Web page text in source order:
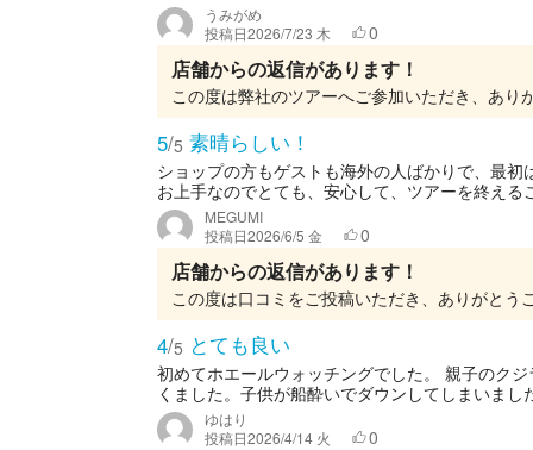
うみがめ
投稿日2026/7/23 木 0
店舗からの返信があります！
5/5 素晴らしい！
ショップの方もゲストも海外の人ばかりで、最
お上手なのでとても、安心して、ツアーを終え
MEGUMI
投稿日2026/6/5 金 0
店舗からの返信があります！
4/5 とても良い
初めてホエールウォッチングでした。 親子のク
くました。子供が船酔いでダウンしてしまいま
ゆはり
投稿日2026/4/14 火 0